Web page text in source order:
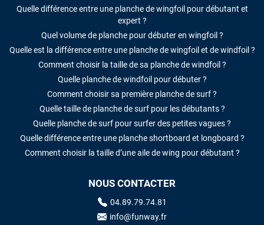
Quelle différence entre une planche de wingfoil pour débutant et
expert ?
Quel volume de planche pour débuter en wingfoil ?
Quelle est la différence entre une planche de wingfoil et de windfoil ?
Comment choisir la taille de sa planche de windfoil ?
Quelle planche de windfoil pour débuter ?
Comment choisir sa première planche de surf ?
Quelle taille de planche de surf pour les débutants ?
Quelle planche de surf pour surfer des petites vagues ?
Quelle différence entre une planche shortboard et longboard ?
Comment choisir la taille d’une aile de wing pour débutant ?
NOUS CONTACTER
04.89.79.74.81
info@funway.fr